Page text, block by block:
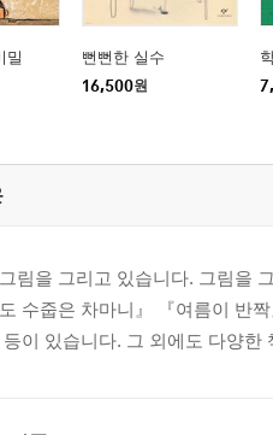
밀 뻔뻔한 실수
16,500원
림을 그리고 있습니다. 그림을
수줍은 차마니』 『여름이 반
이 있습니다. 그 외에도 다양한